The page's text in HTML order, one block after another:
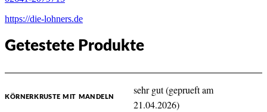
https://die-lohners.de
Getestete Produkte
KÖRNERKRUSTE MIT MANDELN
sehr gut (geprueft am
21.04.2026)